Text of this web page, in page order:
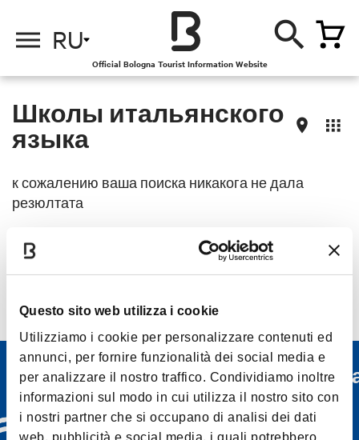
Questo sito web utilizza i cookie
Utilizziamo i cookie per personalizzare contenuti ed
annunci, per fornire funzionalità dei social media e
per analizzare il nostro traffico. Condividiamo inoltre
informazioni sul modo in cui utilizza il nostro sito con
i nostri partner che si occupano di analisi dei dati
web, pubblicità e social media, i quali potrebbero
RU
Official Bologna Tourist Information Website
Школы итальянского
языка
к сожалению ваша поиска никакога не дала
резюлтата
рассылка
Откройте для себя